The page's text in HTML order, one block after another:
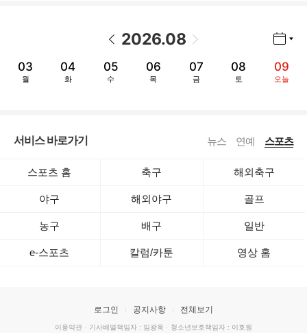
2026.08
03
월
04
화
05
수
06
목
07
금
08
토
09
오늘
서비스 바로가기 뉴스 연예 스포츠
스포츠 홈 축구 해외축구
야구 해외야구 골프
농구 배구 일반
e-스포츠 칼럼/카툰 영상 홈
로그인 공지사항 전체보기
이용약관 · 기사배열책임자 : 임광욱 · 청소년보호책임자 : 이호원